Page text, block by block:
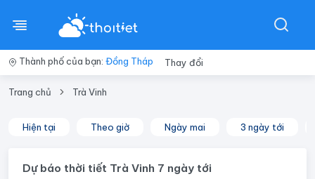
Thành phố của bạn: Đồng Tháp Thay đổi
Trang chủ Trà Vinh
Hiện tại Theo giờ Ngày mai 3 ngày tới
Dự báo thời tiết Trà Vinh 7 ngày tới